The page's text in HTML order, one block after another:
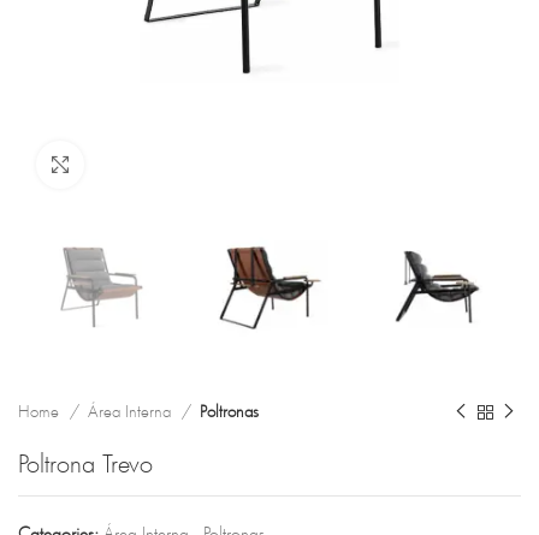
Home Área Interna Poltronas
Poltrona Trevo